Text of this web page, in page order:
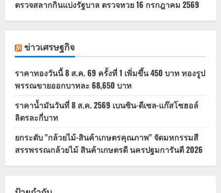
ตรวจสลากกินแบ่งรัฐบาล ตรวจหวย 16 กรกฎาคม 2569
ข่าวเศรษฐกิจ
ราคาทองวันนี้ 8 ส.ค. 69 ครั้งที่ 1 เพิ่มขึ้น 450 บาท ทองรูป
พรรณขายออกบาทละ 68,650 บาท
ราคาน้ำมันวันที่ 8 ส.ค. 2569 เบนซิน-ดีเซล-แก๊สโซฮอล์
ลิตรละกี่บาท
ยกระดับ "กล้วยไม้-สินค้าเกษตรคุณภาพ" จัดมหกรรมสี
สรรพรรณกล้วยไม้ สินค้าเกษตรดี นครปฐมการันตี 2026